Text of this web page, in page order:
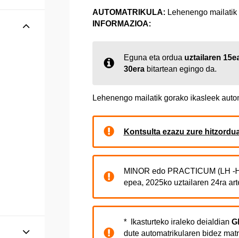
Show/hide subpages
Show/hide subpages
AUTOMATRIKULA: Lehenengo
INFORMAZIOA:
Eguna eta ordua uztailaren
30era bitartean egingo da.
Lehenengo mailatik gorako ikasleek
Kontsulta ezazu zure
MINOR edo PRACTICUM (LH
epea, 2025ko uztailaren 24ra
* Ikasturteko iraleko deialdian
dute automatrikularen bidez